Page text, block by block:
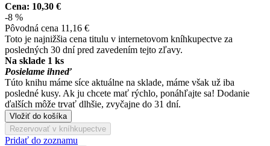
Cena: 10,30 €
-8 %
Pôvodná cena 11,16 €
Toto je najnižšia cena titulu v internetovom kníhkupectve za
posledných 30 dní pred zavedením tejto zľavy.
Na sklade 1 ks
Posielame ihneď
Túto knihu máme síce aktuálne na sklade, máme však už iba
posledné kusy. Ak ju chcete mať rýchlo, ponáhľajte sa! Dodanie
ďalších môže trvať dlhšie, zvyčajne do 31 dní.
Vložiť do košíka
Rezervovať v kníhkupectve
Pridať do zoznamu